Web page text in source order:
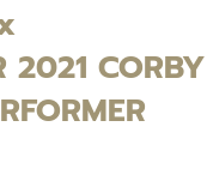
2021 CORBY